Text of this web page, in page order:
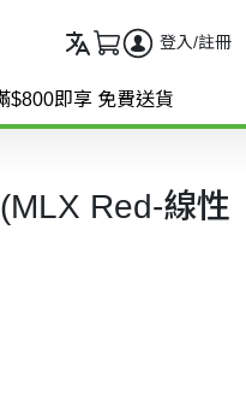
登入/註冊
$800即享 免費送貨
Red-線性